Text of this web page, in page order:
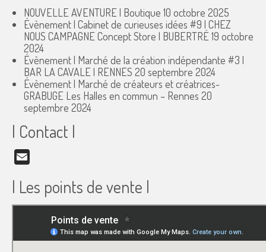
NOUVELLE AVENTURE | Boutique 10 octobre 2025
Évènement | Cabinet de curieuses idées #9 | CHEZ
NOUS CAMPAGNE Concept Store | BUBERTRÉ 19 octobre
2024
Évènement | Marché de la création indépendante #3 |
BAR LA CAVALE | RENNES 20 septembre 2024
Évènement | Marché de créateurs et créatrices-
GRABUGE Les Halles en commun – Rennes 20
septembre 2024
| Contact |
| Les points de vente |